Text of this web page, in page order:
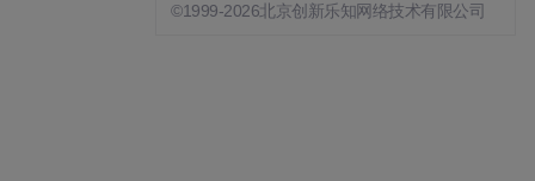
©1999-2026北京创新乐知网络技术有限公司